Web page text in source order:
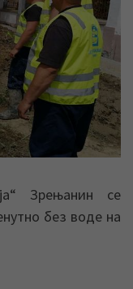
Зрењанин се
без воде на